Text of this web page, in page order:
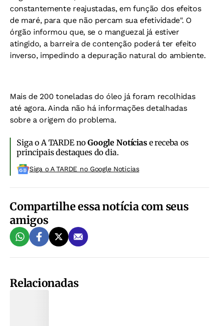
constantemente reajustadas, em função dos efeitos
de maré, para que não percam sua efetividade". O
órgão informou que, se o manguezal já estiver
atingido, a barreira de contenção poderá ter efeito
inverso, impedindo a depuração natural do ambiente.
Mais de 200 toneladas do óleo já foram recolhidas
até agora. Ainda não há informações detalhadas
sobre a origem do problema.
Siga o A TARDE noGoogle Notíciase receba os
principais destaques do dia.
Siga o A TARDE no Google Noticias
Compartilhe essa notícia com seus
amigos
Relacionadas